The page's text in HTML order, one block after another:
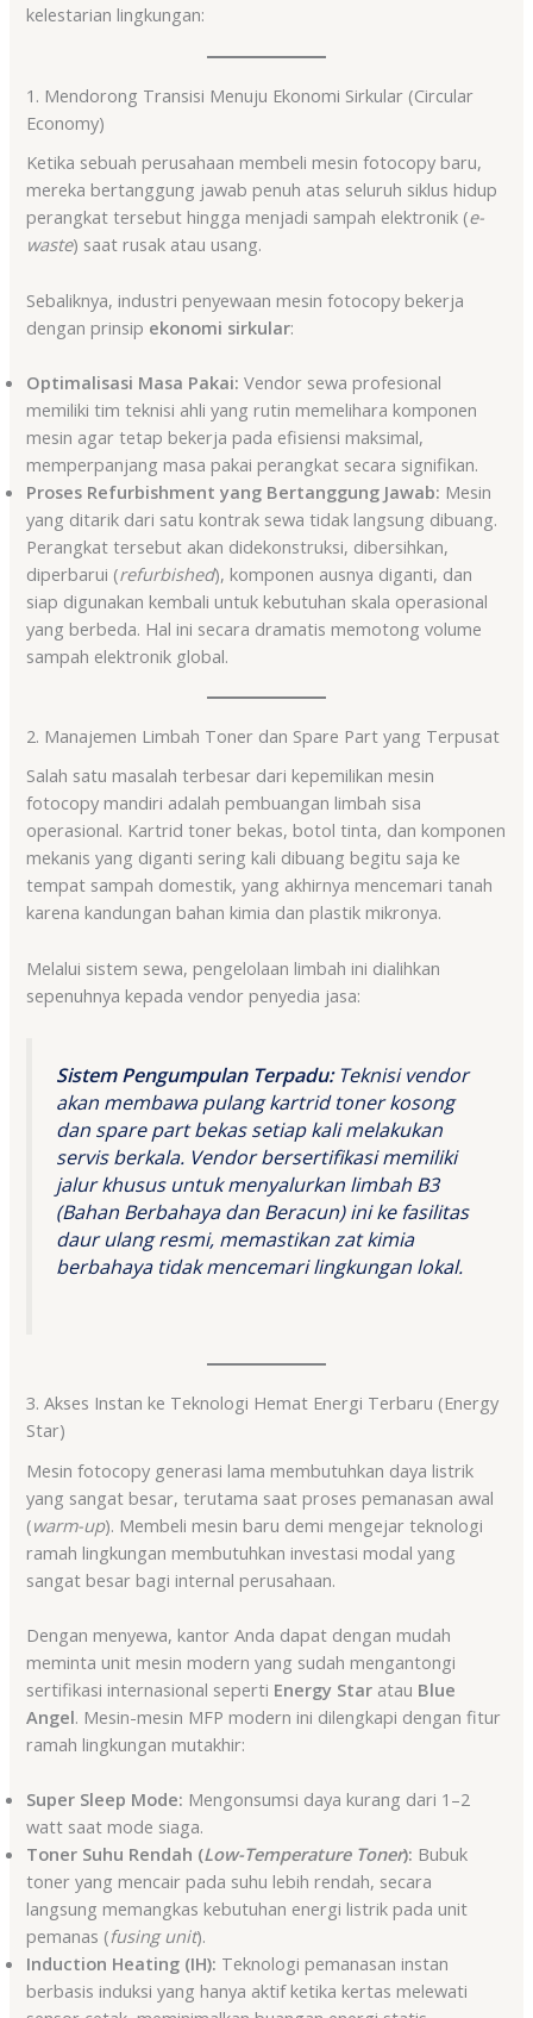
kelestarian lingkungan:
1. Mendorong Transisi Menuju Ekonomi Sirkular (Circular
Economy)
Ketika sebuah perusahaan membeli mesin fotocopy baru,
mereka bertanggung jawab penuh atas seluruh siklus hidup
perangkat tersebut hingga menjadi sampah elektronik (e-
waste) saat rusak atau usang.
Sebaliknya, industri penyewaan mesin fotocopy bekerja
dengan prinsip ekonomi sirkular:
Optimalisasi Masa Pakai: Vendor sewa profesional
memiliki tim teknisi ahli yang rutin memelihara komponen
mesin agar tetap bekerja pada efisiensi maksimal,
memperpanjang masa pakai perangkat secara signifikan.
Proses Refurbishment yang Bertanggung Jawab: Mesin
yang ditarik dari satu kontrak sewa tidak langsung dibuang.
Perangkat tersebut akan didekonstruksi, dibersihkan,
diperbarui (refurbished), komponen ausnya diganti, dan
siap digunakan kembali untuk kebutuhan skala operasional
yang berbeda. Hal ini secara dramatis memotong volume
sampah elektronik global.
2. Manajemen Limbah Toner dan Spare Part yang Terpusat
Salah satu masalah terbesar dari kepemilikan mesin
fotocopy mandiri adalah pembuangan limbah sisa
operasional. Kartrid toner bekas, botol tinta, dan komponen
mekanis yang diganti sering kali dibuang begitu saja ke
tempat sampah domestik, yang akhirnya mencemari tanah
karena kandungan bahan kimia dan plastik mikronya.
Melalui sistem sewa, pengelolaan limbah ini dialihkan
sepenuhnya kepada vendor penyedia jasa:
Sistem Pengumpulan Terpadu:Teknisi vendor
akan membawa pulang kartrid toner kosong
dan spare partbekas setiap kali melakukan
servis berkala. Vendor bersertifikasi memiliki
jalur khusus untuk menyalurkan limbah B3
(Bahan Berbahaya dan Beracun) ini ke fasilitas
daur ulang resmi, memastikan zat kimia
berbahaya tidak mencemari lingkungan lokal.
3. Akses Instan ke Teknologi Hemat Energi Terbaru (Energy
Star)
Mesin fotocopy generasi lama membutuhkan daya listrik
yang sangat besar, terutama saat proses pemanasan awal
(warm-up). Membeli mesin baru demi mengejar teknologi
ramah lingkungan membutuhkan investasi modal yang
sangat besar bagi internal perusahaan.
Dengan menyewa, kantor Anda dapat dengan mudah
meminta unit mesin modern yang sudah mengantongi
sertifikasi internasional seperti Energy Star atau Blue
Angel. Mesin-mesin MFP modern ini dilengkapi dengan fitur
ramah lingkungan mutakhir:
Super Sleep Mode: Mengonsumsi daya kurang dari 1–2
watt saat mode siaga.
Toner Suhu Rendah (Low-Temperature Toner): Bubuk
toner yang mencair pada suhu lebih rendah, secara
langsung memangkas kebutuhan energi listrik pada unit
pemanas (fusing unit).
Induction Heating (IH): Teknologi pemanasan instan
berbasis induksi yang hanya aktif ketika kertas melewati